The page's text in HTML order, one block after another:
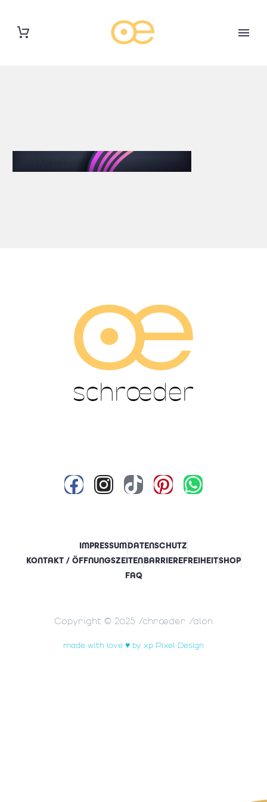
IMPRESSUMDATENSCHUTZ
KONTAKT / ÖFFNUNGSZEITENBARRIEREFREIHEITSHOP
FAQ
Copyright © 2025 Schrœder Salon
made with love ♥ by xp Pixel Design